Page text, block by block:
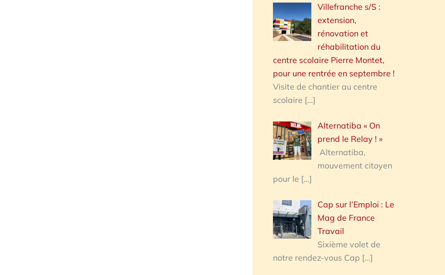
Villefranche s/S :
extension,
rénovation et
réhabilitation du
centre scolaire Pierre Montet,
pour une rentrée en septembre !
Visite de chantier au centre
scolaire […]
Alternatiba « On
prend le Relay ! »
Alternatiba,
mouvement citoyen
pour le […]
Cap sur l’Emploi : Le
Mag de France
Travail
Sixième volet de
notre rendez-vous Cap […]